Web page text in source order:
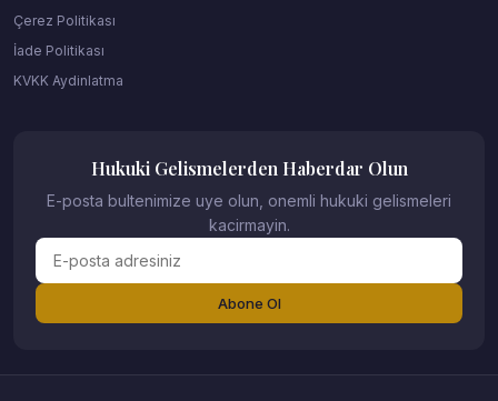
Çerez Politikası
İade Politikası
KVKK Aydinlatma
Hukuki Gelismelerden Haberdar Olun
E-posta bultenimize uye olun, onemli hukuki gelismeleri
kacirmayin.
Abone Ol